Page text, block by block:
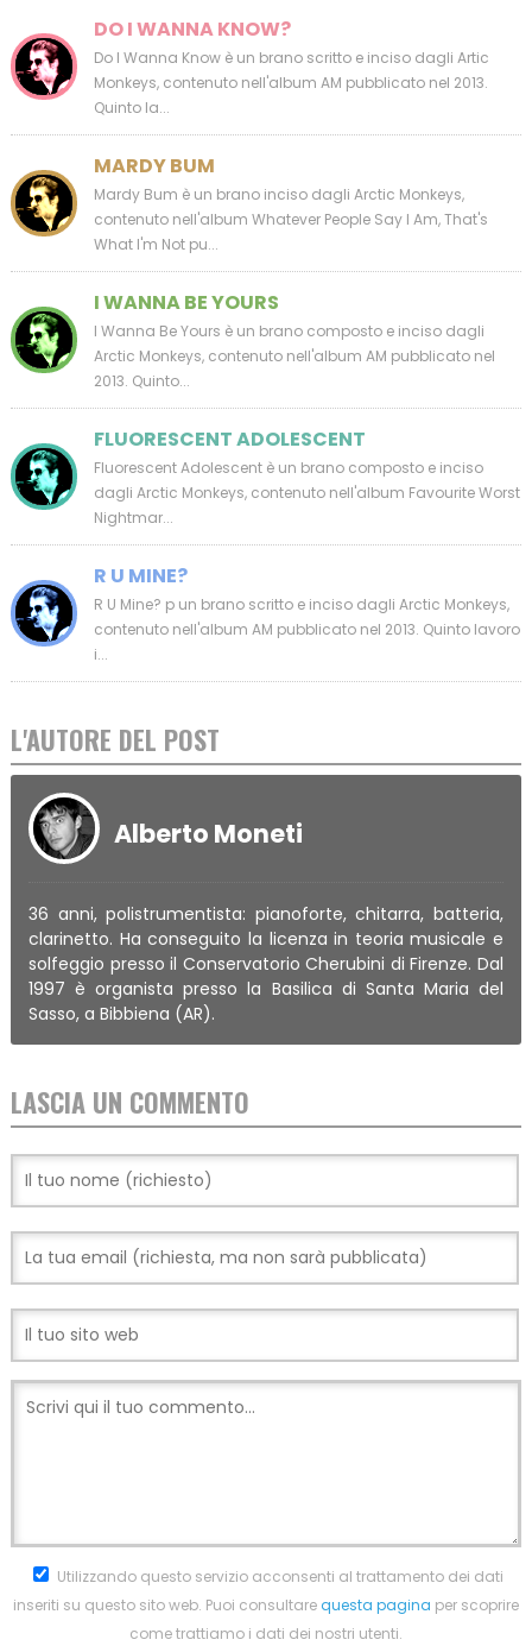
DO I WANNA KNOW?
Do I Wanna Know è un brano scritto e inciso dagli Artic
Monkeys, contenuto nell'album AM pubblicato nel 2013.
Quinto la...
MARDY BUM
Mardy Bum è un brano inciso dagli Arctic Monkeys,
contenuto nell'album Whatever People Say I Am, That's
What I'm Not pu...
I WANNA BE YOURS
I Wanna Be Yours è un brano composto e inciso dagli
Arctic Monkeys, contenuto nell'album AM pubblicato nel
2013. Quinto...
FLUORESCENT ADOLESCENT
Fluorescent Adolescent è un brano composto e inciso
dagli Arctic Monkeys, contenuto nell'album Favourite Worst
Nightmar...
R U MINE?
R U Mine? p un brano scritto e inciso dagli Arctic Monkeys,
contenuto nell'album AM pubblicato nel 2013. Quinto lavoro
i...
L'AUTORE DEL POST
Alberto Moneti
36 anni, polistrumentista: pianoforte, chitarra, batteria,
clarinetto. Ha conseguito la licenza in teoria musicale e
solfeggio presso il Conservatorio Cherubini di Firenze. Dal
1997 è organista presso la Basilica di Santa Maria del
Sasso, a Bibbiena (AR).
LASCIA UN COMMENTO
Utilizzando questo servizio acconsenti al trattamento dei dati
inseriti su questo sito web. Puoi consultarequesta pagina per scoprire
come trattiamo i dati dei nostri utenti.